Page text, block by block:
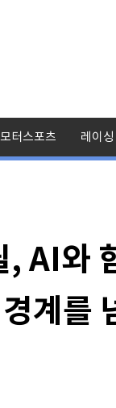
모터스포츠 레이
AI와
계를